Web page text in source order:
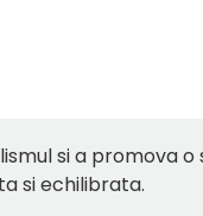
si a promova
si echilibrata.